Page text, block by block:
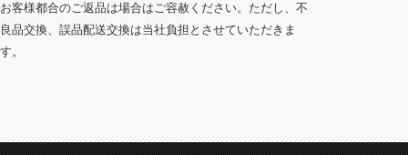
お客様都合のご返品は場合はご容赦ください。ただし、不
良品交換、誤品配送交換は当社負担とさせていただきま
す。